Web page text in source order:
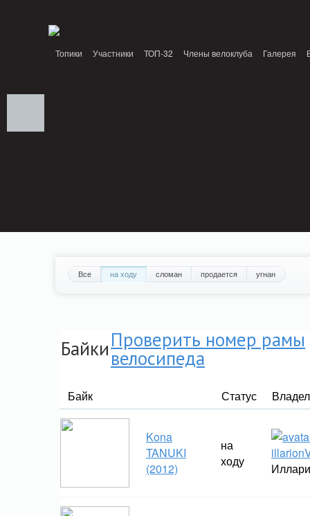
Топики Участники ТОП-32 Члены велоклуба Галерея
Все на ходу сломан продается угнан
БайкиПроверить номер рамы
велосипеда
Байк Статус
Kona
TANUKI
(2012)
на
ходу